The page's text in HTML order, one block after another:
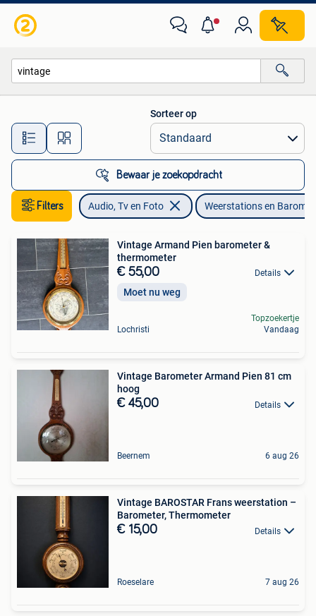
Alle afstanden…
Sorteer op
Bewaar je zoekopdracht
Filters Audio, Tv en Foto Weerstations en
Vintage Armand Pien barometer &
thermometer
€ 55,00 Details
Moet nu weg
Lochristi
Topzoekertje
Vandaag
Vintage Barometer Armand Pien 81 cm
hoog
€ 45,00 Details
Beernem 6 aug 26
Vintage BAROSTAR Frans weerstation –
Barometer, Thermometer
€ 15,00 Details
Roeselare 7 aug 26